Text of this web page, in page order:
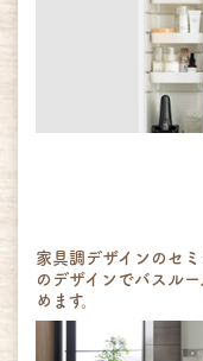
家具調デザインのセ
のデザインでバスル
めます。